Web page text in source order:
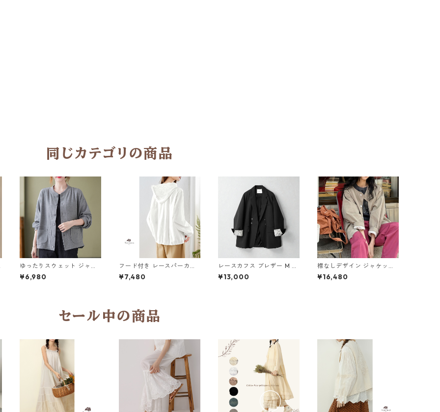
同じカテゴリの商品
ゆったりスウェット ジャケ
ット Y 11156
¥6,980
フード付き レースパーカー
2col Y 25061
¥7,480
レースカフス ブレザー M 3c
ol 250495
¥13,000
襟なしデザイン ジャケット
M 2col 250377
¥16,480
セール中の商品